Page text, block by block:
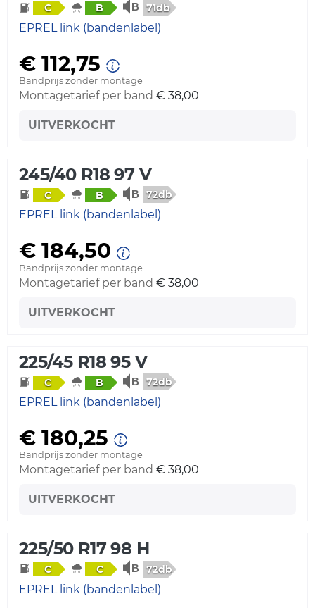
C B 71db
EPREL link (bandenlabel)
€ 112,75
Bandprijs zonder montage
Montagetarief per band € 38,00
UITVERKOCHT
245/40 R18 97 V
C B 72db
EPREL link (bandenlabel)
€ 184,50
Bandprijs zonder montage
Montagetarief per band € 38,00
UITVERKOCHT
225/45 R18 95 V
C B 72db
EPREL link (bandenlabel)
€ 180,25
Bandprijs zonder montage
Montagetarief per band € 38,00
UITVERKOCHT
225/50 R17 98 H
C C 72db
EPREL link (bandenlabel)